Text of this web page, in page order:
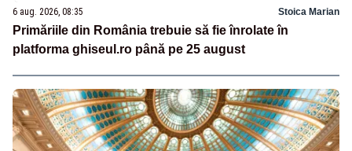
6 aug. 2026, 08:35 Stoica Marian
Primăriile din România trebuie să fie înrolate în
platforma ghiseul.ro până pe 25 august